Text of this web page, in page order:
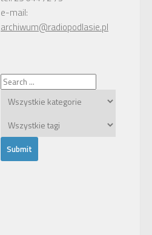
e-mail:
archiwum@radiopodlasie.pl